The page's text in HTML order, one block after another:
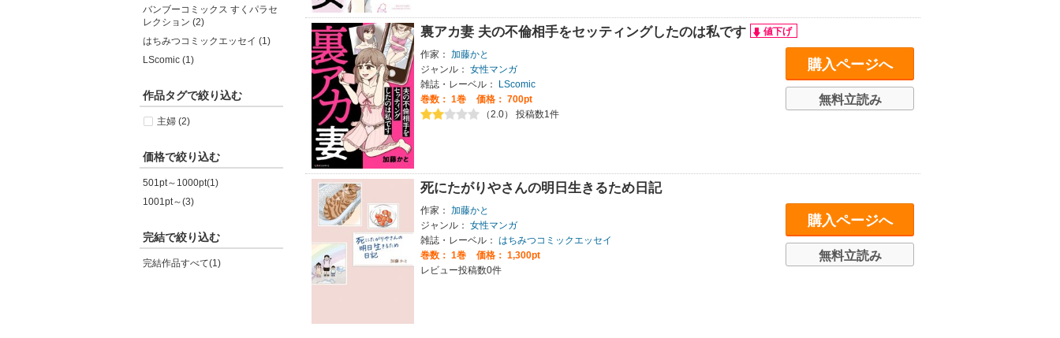
バンブーコミックス すくパラセ
レクション (2)
はちみつコミックエッセイ (1)
LScomic (1)
作品タグで絞り込む
主婦 (2)
価格で絞り込む
501pt～1000pt(1)
1001pt～(3)
完結で絞り込む
完結作品すべて(1)
裏アカ妻 夫の不倫相手をセッティングしたのは私です
作家： 加藤かと
ジャンル： 女性マンガ
雑誌・レーベル：
LScomic
巻数： 1巻
価格： 700pt
（2.0） 投稿数1件
購入ページへ
無料立読み
死にたがりやさんの明日生きるため日記
作家： 加藤かと
ジャンル： 女性マンガ
雑誌・レーベル： はちみつコミックエッセイ
巻数： 1巻
価格： 1,300pt
レビュー投稿数0件
購入ページへ
無料立読み